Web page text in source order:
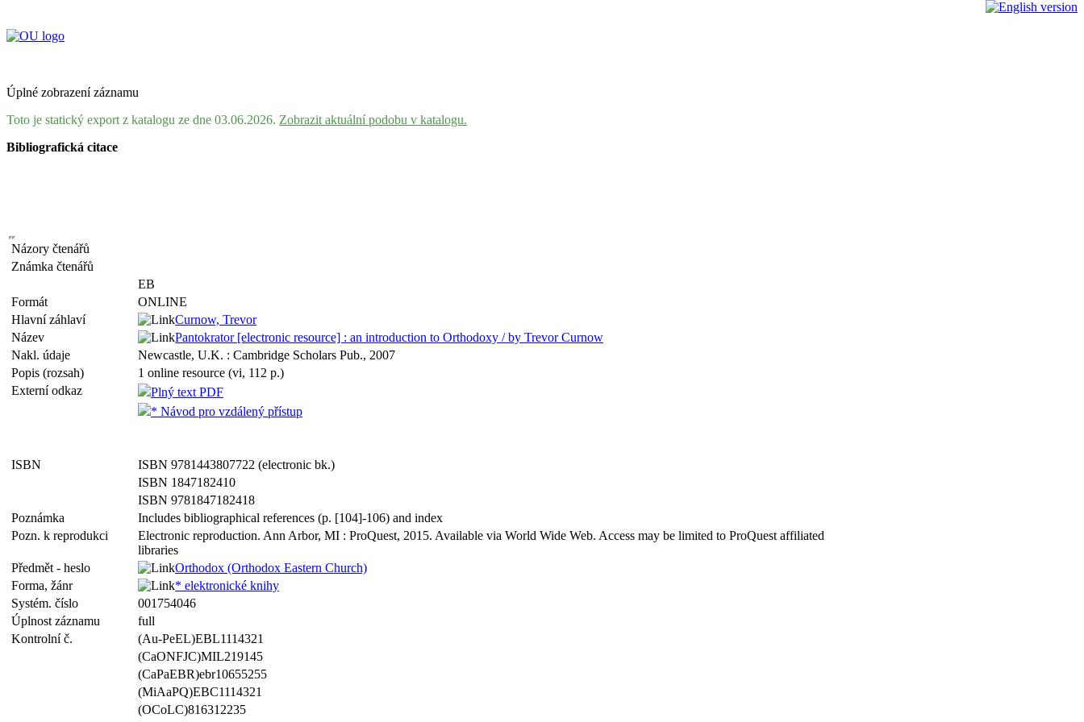
Úplné zobrazení záznamu
Toto je statický export z katalogu ze dne 03.06.2026. Zobrazit aktuální podobu v katalogu.
Bibliografická citace
Názory čtenářů
Známka čtenářů
EB
Formát
ONLINE
Hlavní záhlaví
Curnow, Trevor
Název
Pantokrator [electronic resource] : an introduction to Orthodoxy / by Trevor Curnow
Nakl. údaje
Newcastle, U.K. : Cambridge Scholars Pub., 2007
Popis (rozsah)
1 online resource (vi, 112 p.)
Externí odkaz
Plný text PDF
* Návod pro vzdálený přístup
ISBN
ISBN 9781443807722 (electronic bk.)
ISBN 1847182410
ISBN 9781847182418
Poznámka
Includes bibliographical references (p. [104]-106) and index
Pozn. k reprodukci
Electronic reproduction. Ann Arbor, MI : ProQuest, 2015. Available via World Wide Web. Access may be limited to ProQuest affiliated
libraries
Předmět - heslo
Orthodox (Orthodox Eastern Church)
Forma, žánr
* elektronické knihy
Systém. číslo
001754046
Úplnost záznamu
full
Kontrolní č.
(Au-PeEL)EBL1114321
(CaONFJC)MIL219145
(CaPaEBR)ebr10655255
(MiAaPQ)EBC1114321
(OCoLC)816312235